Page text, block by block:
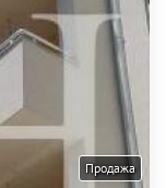
Продажа